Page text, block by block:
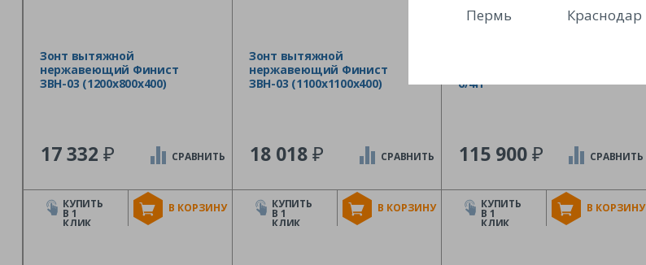
Зонт вытяжной
нержавеющий Финист
ЗВН-03 (1200х800х400)
17 332 ₽
В КОРЗИНУ
СРАВНИТЬ
КУПИТЬ
В 1
КЛИК
Зонт вытяжной
нержавеющий Финист
ЗВН-03 (1100х1100х400)
18 018₽
В КОРЗИНУ
СРАВНИТЬ
КУПИТЬ
В 1
КЛИК
6/4П
115 900₽
В КОРЗИНУ
СРАВНИТЬ
КУПИТЬ
В 1
КЛИК
Пермь
Краснодар